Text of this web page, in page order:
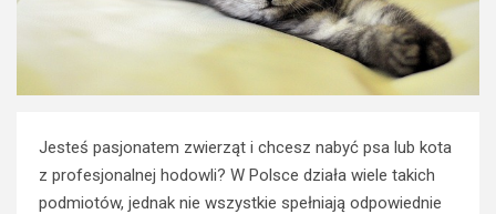
Jesteś pasjonatem zwierząt i chcesz nabyć psa lub kota
z profesjonalnej hodowli? W Polsce działa wiele takich
podmiotów, jednak nie wszystkie spełniają odpowiednie